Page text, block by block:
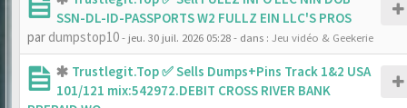
SSN-DL-ID-PASSPORTS W2 FULLZ EIN LLC'S PROS
par dumpstop10- jeu. 30 juil. 2026 05:28- dans : Jeu vidéo & Geekerie
Trustlegit.Top ✅ Sells Dumps+Pins Track 1&2 USA
101/121 mix:542972.DEBIT CROSS RIVER BANK